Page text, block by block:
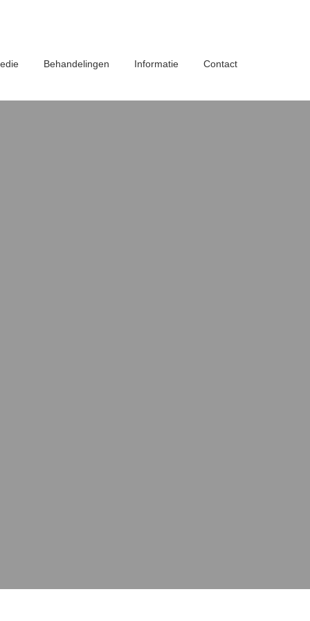
Behandelingen Informatie Contact